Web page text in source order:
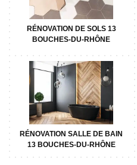
RÉNOVATION DE SOLS 13
BOUCHES-DU-RHÔNE
RÉNOVATION SALLE DE BAIN
13 BOUCHES-DU-RHÔNE